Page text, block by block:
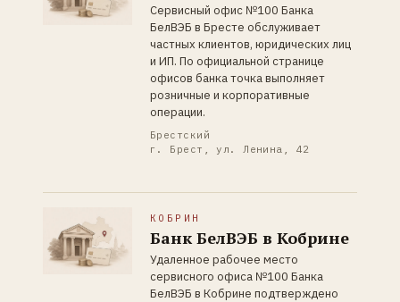
Сервисный офис №100 Банка
БелВЭБ в Бресте обслуживает
частных клиентов, юридических лиц
и ИП. По официальной странице
офисов банка точка выполняет
розничные и корпоративные
операции.
Брестский
г. Брест, ул. Ленина, 42
КОБРИН
Банк БелВЭБ в Кобрине
Удаленное рабочее место
сервисного офиса №100 Банка
БелВЭБ в Кобрине подтверждено